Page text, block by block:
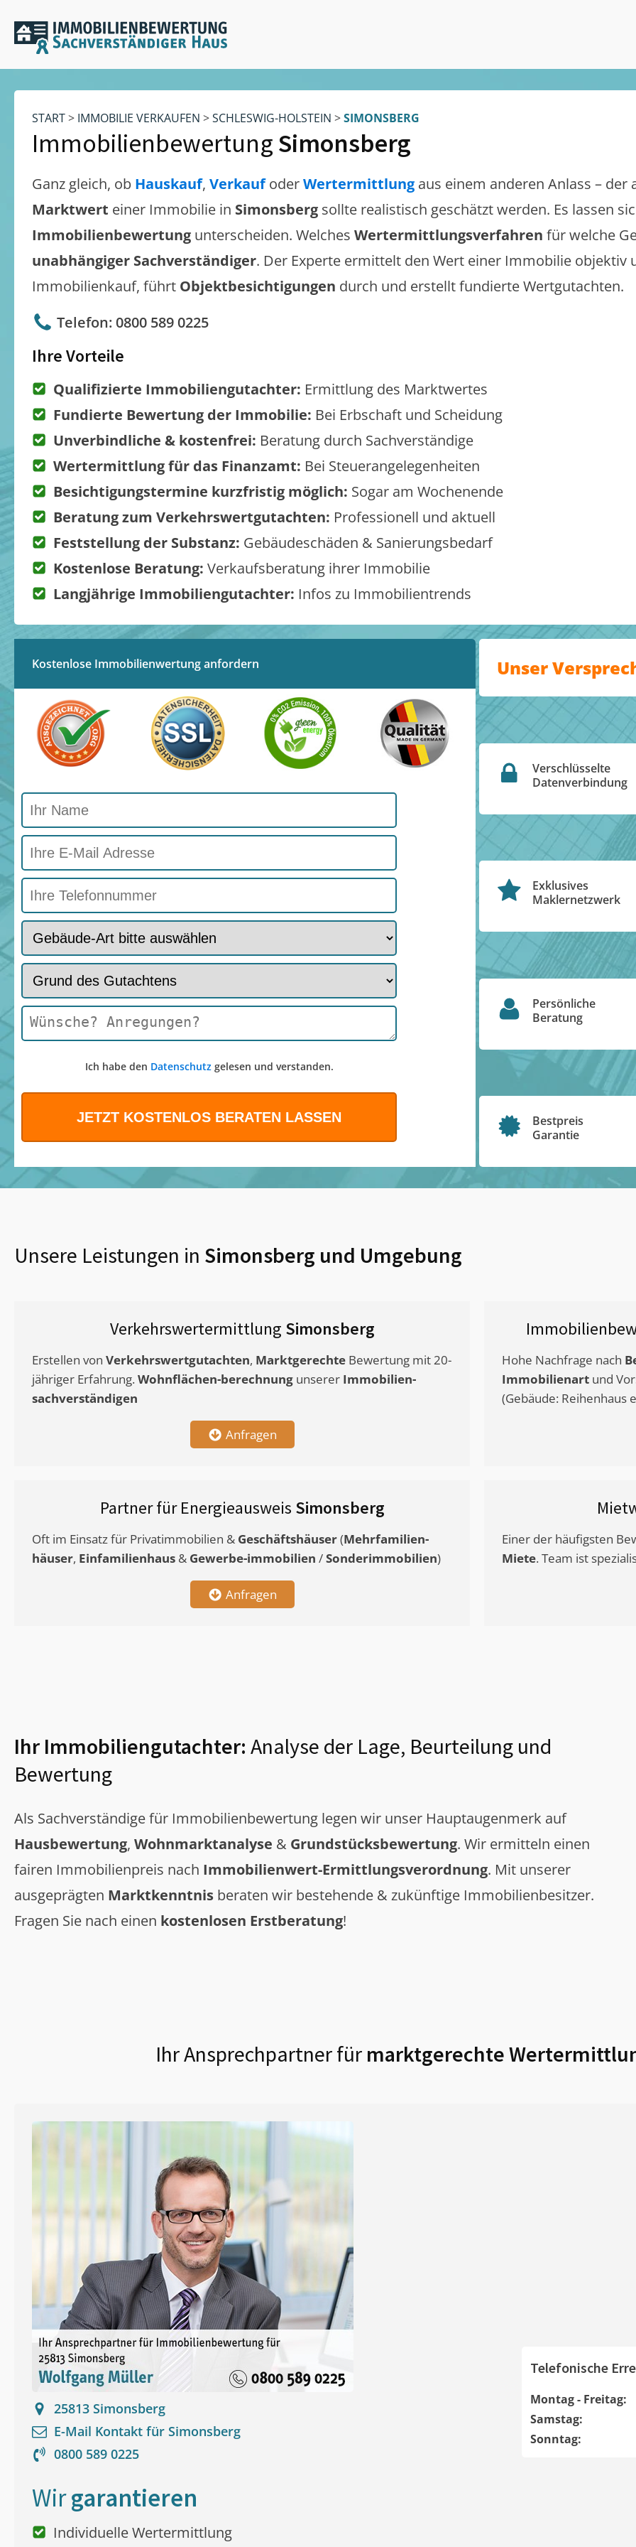
START> IMMOBILIE VERKAUFEN >SCHLESWIG-HOLSTEIN >SIMONSBERG
Immobilienbewertung Simonsberg
Ganz gleich, ob Hauskauf, VerkaufoderWertermittlung aus einem anderen Anlass – der
Marktwert einer Immobilie in Simonsberg sollte realistisch geschätzt werden. Es lassen
Immobilienbewertung unterscheiden. Welches Wertermittlungsverfahren für welche
unabhängiger Sachverständiger. Der Experte ermittelt den Wert einer Immobilie objektiv
Immobilienkauf, führt Objektbesichtigungen durch und erstellt fundierte Wertgutachten.
Telefon: 0800 589 0225
Ihre Vorteile
Qualifizierte Immobiliengutachter: Ermittlung des Marktwertes
Fundierte Bewertung der Immobilie: Bei Erbschaft und Scheidung
Unverbindliche & kostenfrei: Beratung durch Sachverständige
Wertermittlung für das Finanzamt: Bei Steuerangelegenheiten
Besichtigungstermine kurzfristig möglich: Sogar am Wochenende
Beratung zum Verkehrswertgutachten: Professionell und aktuell
Feststellung der Substanz: Gebäudeschäden & Sanierungsbedarf
Kostenlose Beratung: Verkaufsberatung ihrer Immobilie
Langjährige Immobiliengutachter: Infos zu Immobilientrends
Kostenlose Immobilienwertung anfordern
Ich habe den Datenschutzgelesen und verstanden.
Unser
Verschlüsselte
Datenverbindung
Exklusives
Maklernetzwerk
Persönliche
Beratung
Bestpreis
Garantie
Unsere Leistungen in Simonsberg und Umgebung
Verkehrswertermittlung Simonsberg
Erstellen von Verkehrswertgutachten, Marktgerechte Bewertung mit 20-
jähriger Erfahrung. Wohnflächen-berechnung unserer Immobilien-
sachverständigen
Anfragen
Hohe Nachfrage nach
Immobilienart und
(Gebäude: Reihenhaus
Partner für Energieausweis Simonsberg
Oft im Einsatz für Privatimmobilien & Geschäftshäuser(Mehrfamilien-
häuser, Einfamilienhaus & Gewerbe-immobilien /Sonderimmobilien)
Anfragen
Einer der häufigsten
Miete. Team ist
Ihr Immobiliengutachter: Analyse der Lage, Beurteilung und
Bewertung
Als Sachverständige für Immobilienbewertung legen wir unser Hauptaugenmerk auf
Hausbewertung, Wohnmarktanalyse & Grundstücksbewertung. Wir ermitteln einen
fairen Immobilienpreis nach Immobilienwert-Ermittlungsverordnung. Mit unserer
ausgeprägten Marktkenntnis beraten wir bestehende & zukünftige Immobilienbesitzer.
Fragen Sie nach einen kostenlosen Erstberatung!
Ihr Ansprechpartner für marktgerechte
25813 Simonsberg
E-Mail Kontakt für Simonsberg
0800 589 0225
Telefonische
Montag - Freitag:
Samstag:
Sonntag:
Wirgarantieren
Individuelle Wertermittlung